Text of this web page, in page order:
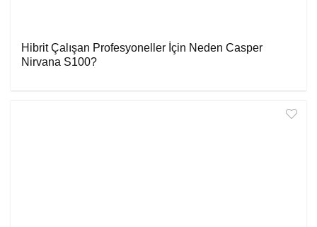
Hibrit Çalışan Profesyoneller İçin Neden Casper
Nirvana S100?